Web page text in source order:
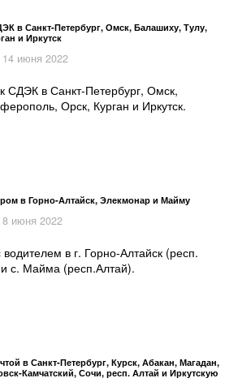
в Санкт-Петербург, Омск, Балашиху, Тулу,
и Иркутск
14 июня 2022
СДЭК в Санкт-Петербург, Омск,
Орск, Курган и Иркутск.
в Горно-Алтайск, Элекмонар и Майму
8 июня 2022
в г. Горно-Алтайск (респ.
с. Майма (респ.Алтай).
в Санкт-Петербург, Курск, Абакан, Магадан,
Камчатский, Сочи, респ. Алтай и Иркутскую